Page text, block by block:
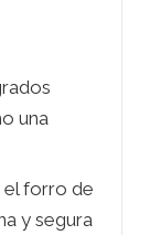
una
el forro de
y segura